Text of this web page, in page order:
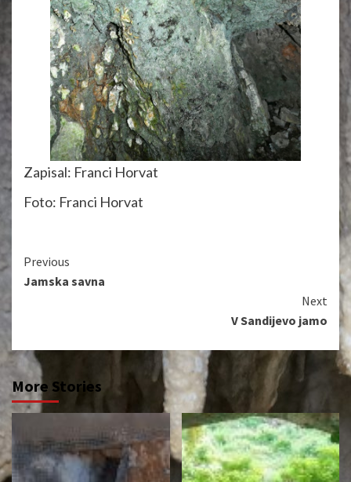
Zapisal: Franci Horvat
Foto: Franci Horvat
Continue
Reading
Previous
Jamska savna
Next
V Sandijevo jamo
More Stories